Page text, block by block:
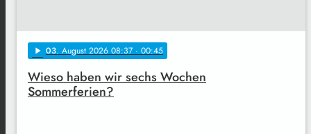
play_arrow 03. August 2026 08:37 · 00:45
Wieso haben wir sechs Wochen
Sommerferien?